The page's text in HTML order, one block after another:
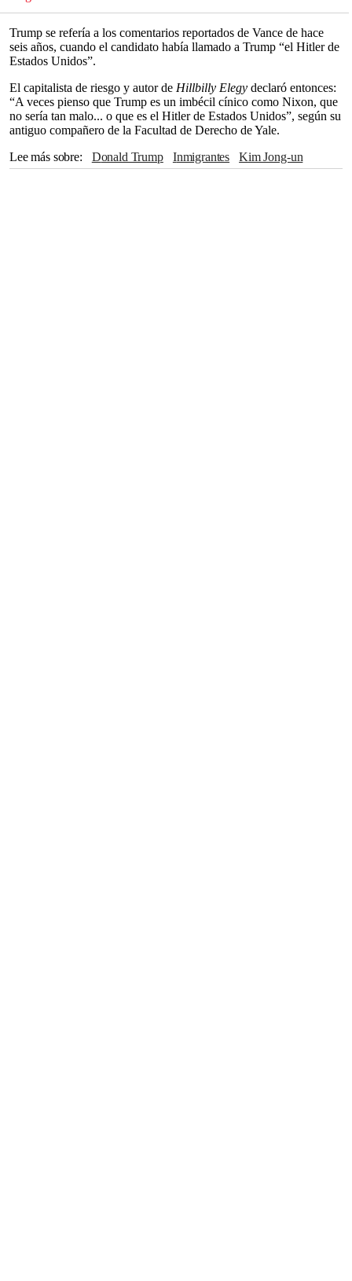
Trump se refería a los comentarios reportados de Vance de hace
seis años, cuando el candidato había llamado a Trump “el Hitler de
Estados Unidos”.
El capitalista de riesgo y autor de Hillbilly Elegy declaró entonces:
“A veces pienso que Trump es un imbécil cínico como Nixon, que
no sería tan malo... o que es el Hitler de Estados Unidos”, según su
antiguo compañero de la Facultad de Derecho de Yale.
Lee más sobre
Donald Trump Inmigrantes
Kim Jong-un